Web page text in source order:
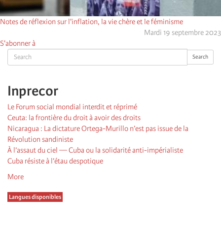
Search Search
Inprecor
Le Forum social mondial interdit et réprimé
Ceuta: la frontière du droit à avoir des droits
Nicaragua : La dictature Ortega-Murillo n’est pas issue de la
Révolution sandiniste
À l’assaut du ciel — Cuba ou la solidarité anti-impérialiste
Cuba résiste à l’étau despotique
More
Langues disponibles
Notes de réflexion sur l'inflation, la vie chère et le féminisme
Mardi 19 septembre 2023
S'abonner à